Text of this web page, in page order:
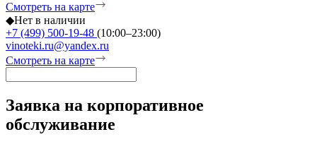
Смотреть на карте
◆Нет в наличии
+7 (499) 500-19-48 (10:00–23:00)
vinoteki.ru@yandex.ru
Смотреть на карте
Заявка на корпоративное
обслуживание